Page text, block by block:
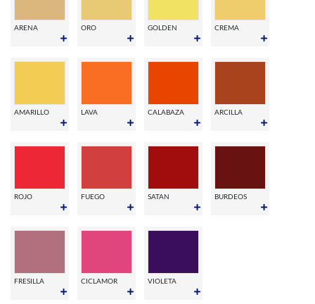
ARENA ORO GOLDEN CREMA
AMARILLO LAVA CALABAZA ARCILLA
ROJO FUEGO SATAN BURDEOS
FRESILLA CICLAMOR VIOLETA